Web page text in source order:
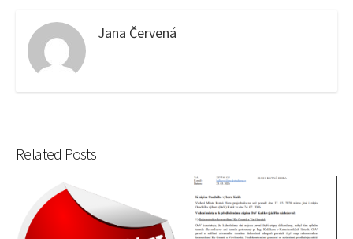
Jana Červená
Related Posts